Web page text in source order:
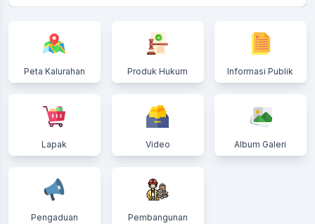
Peta Kalurahan Produk Hukum Informasi Publik
Lapak Video Album Galeri
Pengaduan Pembangunan